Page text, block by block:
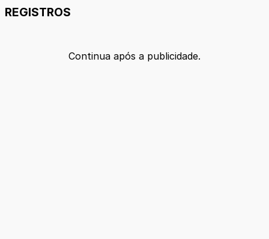
REGISTROS
Continua após a publicidade.